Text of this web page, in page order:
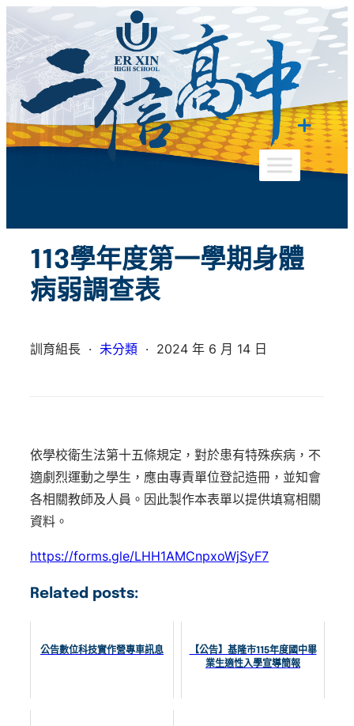
至
主
容
113學年度第一學期身體
病弱調查表
訓育組長 · 未分類 · 2024 年 6 月 14 日
依學校衛生法第十五條規定，對於患有特殊疾病，不
適劇烈運動之學生，應由專責單位登記造冊，並知會
各相關教師及人員。因此製作本表單以提供填寫相關
資料。
https://forms.gle/LHH1AMCnpxoWjSyF7
Related posts:
公告數位科技實作營專車訊息
【公告】基隆市115年度國中畢
業生適性入學宣導簡報